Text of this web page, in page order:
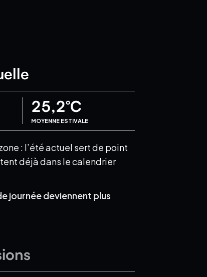
25,2°C
MOYENNE ESTIVALE
: l’été actuel sert de point
déjà dans le calendrier
journée deviennent plus